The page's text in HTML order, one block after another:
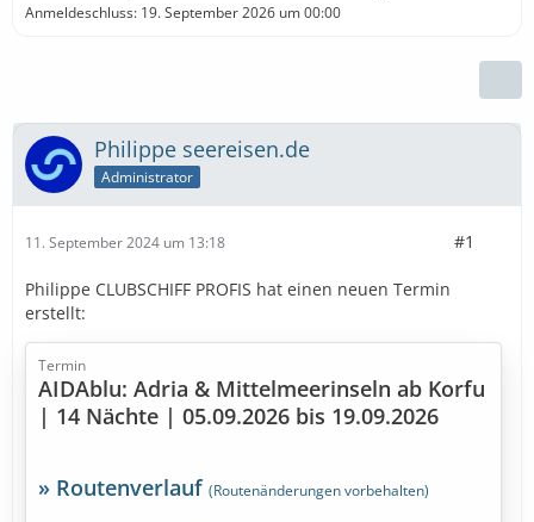
Anmeldeschluss: 19. September 2026 um 00:00
Philippe seereisen.de
Administrator
11. September 2024 um 13:18 #1
Philippe CLUBSCHIFF PROFIS hat einen neuen Termin
erstellt:
Termin
AIDAblu: Adria & Mittelmeerinseln ab Korfu
| 14 Nächte | 05.09.2026 bis 19.09.2026
» Routenverlauf (Routenänderungen vorbehalten)